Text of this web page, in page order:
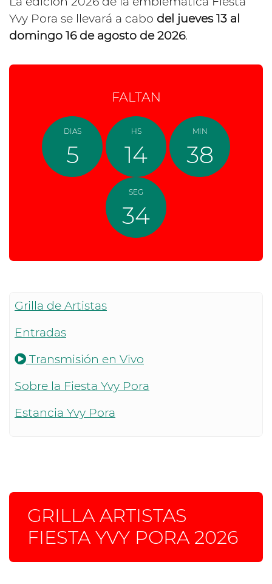
Yvy Pora se llevará a cabo del jueves 13 al
domingo 16 de agosto de 2026.
FALTAN
DIAS
5
HS
14
MIN
38
SEG
33
Grilla de Artistas
Entradas
Transmisión en Vivo
Sobre la Fiesta Yvy Pora
Estancia Yvy Pora
GRILLA ARTISTAS
FIESTA YVY PORA 2026